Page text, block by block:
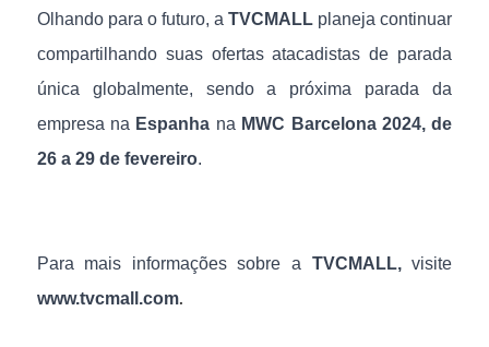
Olhando para o futuro, aTVCMALL planeja continuar
compartilhando suas ofertas atacadistas de parada
única globalmente, sendo a próxima parada da
empresa na Espanha na MWC Barcelona 2024, de
26 a 29 de fevereiro.
Para mais informações sobre a TVCMALL,visite
www.tvcmall.com.